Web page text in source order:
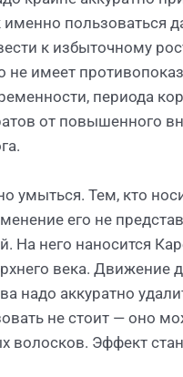
именно пользоваться
к избыточному
не имеет
периода
от повышенного
умыться. Тем, кто
его не
На него наносится
века. Движение
надо аккуратно
не стоит — оно
волосков. Эффект